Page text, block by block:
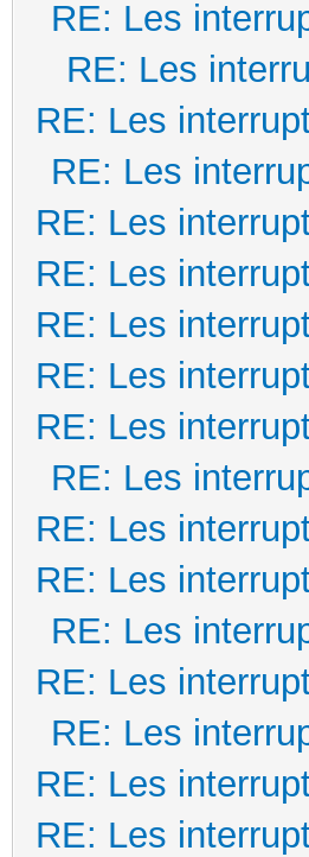
RE: Les
RE: Les
RE: Les
RE: Les
RE: Les
RE: Les
RE: Les
RE: Les
RE: Les
RE: Les
RE: Les
RE: Les
RE: Les
RE: Les
RE: Les
RE: Les
RE: Les